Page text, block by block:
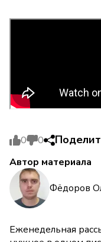
0 0
Автор материала
Фёдоров
Еженедельная